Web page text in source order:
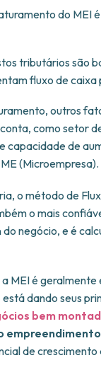
do MEI
tributários são
fluxo de caixa
outros
como setor
capacidade de
(Microempresa).
o método de
o mais
do negócio, e é
MEI é geralmente
dando seus
bem
de